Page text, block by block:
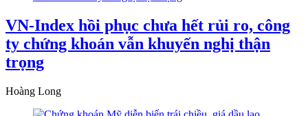
VN-Index hồi phục chưa hết rủi ro, công
ty chứng khoán vẫn khuyến nghị thận
trọng
Hoàng Long